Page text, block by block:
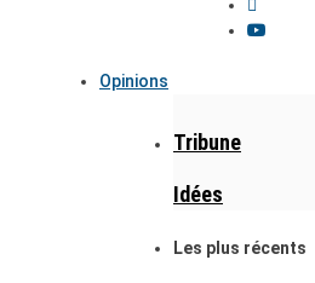
Opinions
Tribune
Idées
Les plus récents